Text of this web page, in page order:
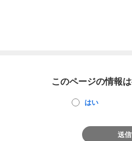
このページの情報
はい
送